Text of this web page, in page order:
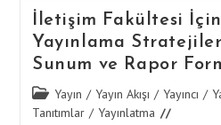
İletişim Fakültesi
Yayınlama
Sunum ve Rapor
Post
category:
Yayın / Yayın Akışı / Yayıncı /
Tanıtımlar / Yayınlatma